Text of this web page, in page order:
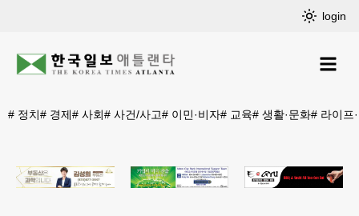
login
# 정치# 경제# 사회# 사건/사고# 이민·비자# 교육# 생활·문화# 라이프